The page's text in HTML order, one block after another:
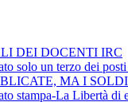
DEI DOCENTI IRC
solo un terzo dei
MA I
stampa-La Libertà di